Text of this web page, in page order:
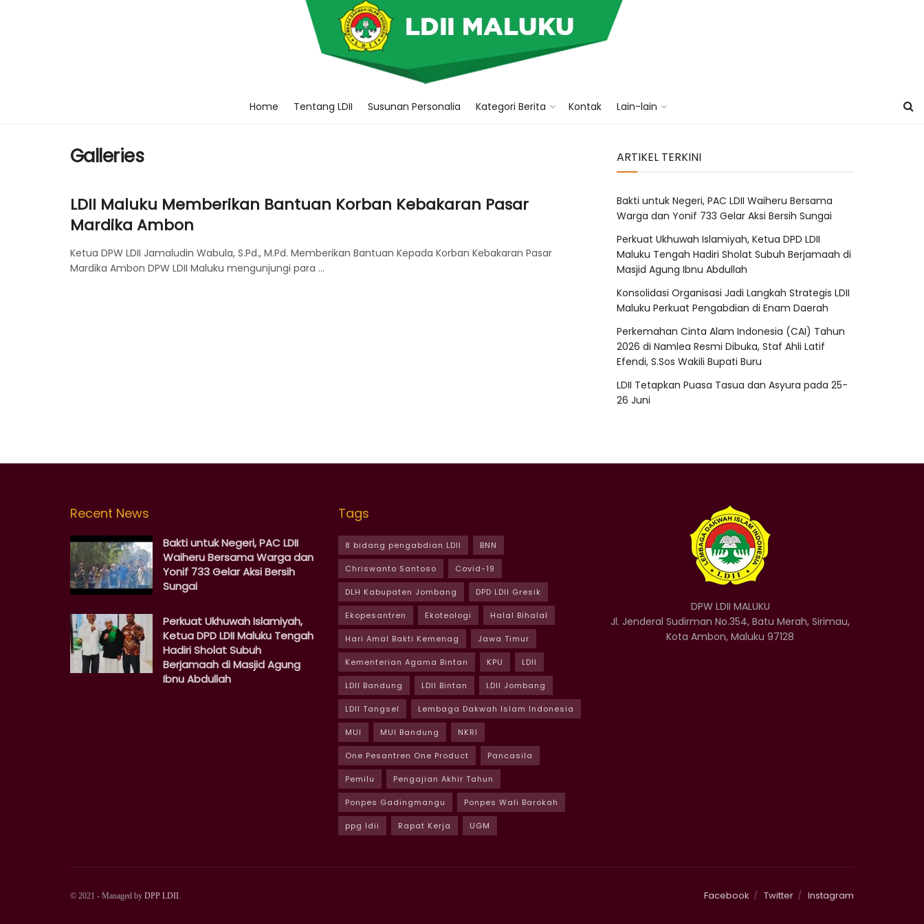
Home Tentang LDII Susunan Personalia Kategori Berita Kontak Lain-lain
Galleries
LDII Maluku Memberikan Bantuan Korban Kebakaran Pasar
Mardika Ambon
Ketua DPW LDII Jamaludin Wabula, S.Pd., M.Pd. Memberikan Bantuan Kepada Korban Kebakaran Pasar
Mardika Ambon DPW LDII Maluku mengunjungi para ...
ARTIKEL TERKINI
Bakti untuk Negeri, PAC LDII Waiheru Bersama
Warga dan Yonif 733 Gelar Aksi Bersih Sungai
Perkuat Ukhuwah Islamiyah, Ketua DPD LDII
Maluku Tengah Hadiri Sholat Subuh Berjamaah di
Masjid Agung Ibnu Abdullah
Konsolidasi Organisasi Jadi Langkah Strategis LDII
Maluku Perkuat Pengabdian di Enam Daerah
Perkemahan Cinta Alam Indonesia (CAI) Tahun
2026 di Namlea Resmi Dibuka, Staf Ahli Latif
Efendi, S.Sos Wakili Bupati Buru
LDII Tetapkan Puasa Tasua dan Asyura pada 25-
26 Juni
Recent News
Bakti untuk Negeri, PAC LDII
Waiheru Bersama Warga dan
Yonif 733 Gelar Aksi Bersih
Sungai
Perkuat Ukhuwah Islamiyah,
Ketua DPD LDII Maluku Tengah
Hadiri Sholat Subuh
Berjamaah di Masjid Agung
Ibnu Abdullah
Tags
8 bidang pengabdian LDII BNN
Chriswanto Santoso Covid-19
DLH Kabupaten Jombang DPD LDII Gresik
Ekopesantren Ekoteologi Halal Bihalal
Hari Amal Bakti Kemenag Jawa Timur
Kementerian Agama Bintan KPU LDII
LDII Bandung LDII Bintan LDII Jombang
LDII Tangsel Lembaga Dakwah Islam Indonesia
MUI MUI Bandung NKRI
One Pesantren One Product Pancasila
Pemilu Pengajian Akhir Tahun
Ponpes Gadingmangu Ponpes Wali Barokah
ppg ldii Rapat Kerja UGM
DPW LDII MALUKU
Jl. Jenderal Sudirman No.354, Batu Merah, Sirimau,
Kota Ambon, Maluku 97128
Facebook Twitter Instagram
© 2021 - Managed by DPP LDII.